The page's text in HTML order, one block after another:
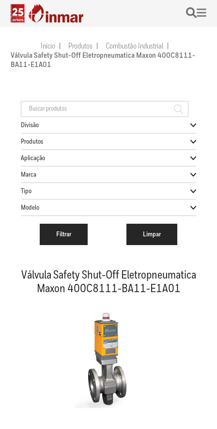
Início Produtos
Combustão Industrial
Válvula Safety Shut-Off Eletropneumatica Maxon 400C8111-
BA11-E1A01
Divisão
Produtos
Aplicação
Marca
Tipo
Modelo
Válvula Safety Shut-Off Eletropneumatica
Maxon 400C8111-BA11-E1A01